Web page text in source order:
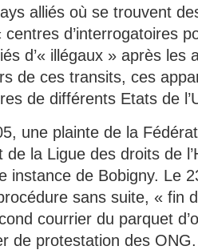
alliés où se trouvent
d’interrogatoires
d’« illégaux » après les
de ces transits, ces
de différents Etats de
une plainte de la
de la Ligue des droits de
instance de Bobigny. Le
sans suite, « fin
courrier du parquet
de protestation des